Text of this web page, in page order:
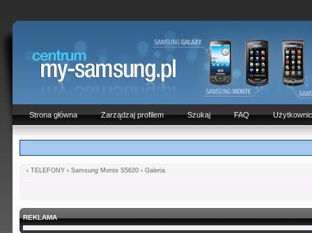
Strona główna Zarządzaj profilem Szukaj FAQ
‹ TELEFONY ‹ Samsung Monte S5620 ‹ Galeria
REKLAMA